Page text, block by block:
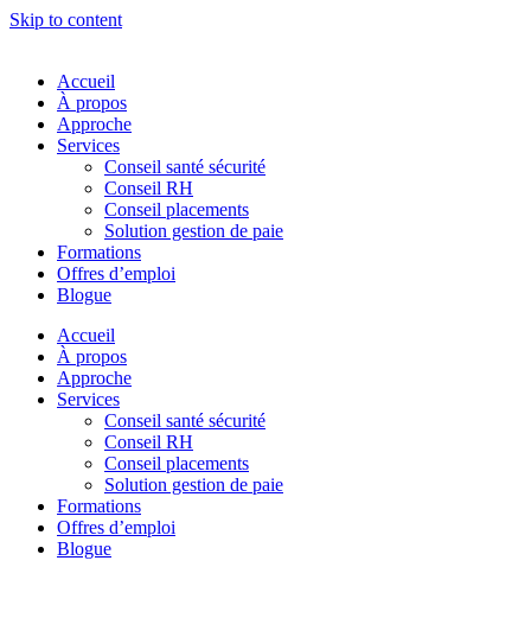
Skip to content
Accueil
À propos
Approche
Services
Conseil santé sécurité
Conseil RH
Conseil placements
Solution gestion de paie
Formations
Offres d’emploi
Blogue
Accueil
À propos
Approche
Services
Conseil santé sécurité
Conseil RH
Conseil placements
Solution gestion de paie
Formations
Offres d’emploi
Blogue